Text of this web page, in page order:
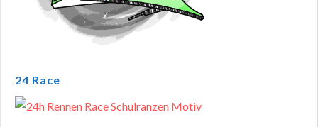
24 Race